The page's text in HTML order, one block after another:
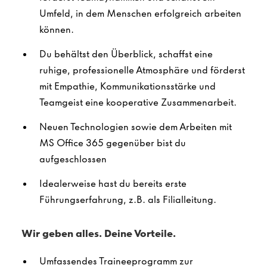
Umfeld, in dem Menschen erfolgreich arbeiten
können.
Du behältst den Überblick, schaffst eine
ruhige, professionelle Atmosphäre und förderst
mit Empathie, Kommunikationsstärke und
Teamgeist eine kooperative Zusammenarbeit.
Neuen Technologien sowie dem Arbeiten mit
MS Office 365 gegenüber bist du
aufgeschlossen
Idealerweise hast du bereits erste
Führungserfahrung, z.B. als Filialleitung.
Wir geben alles. Deine Vorteile.
Umfassendes Traineeprogramm zur